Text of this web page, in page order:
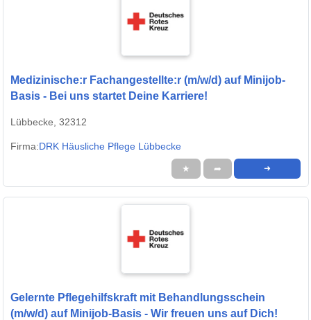
Medizinische:r Fachangestellte:r (m/w/d) auf Minijob-
Basis - Bei uns startet Deine Karriere!
Lübbecke, 32312
Firma:DRK Häusliche Pflege Lübbecke
★ ➦ ➜
Gelernte Pflegehilfskraft mit Behandlungsschein
(m/w/d) auf Minijob-Basis - Wir freuen uns auf Dich!